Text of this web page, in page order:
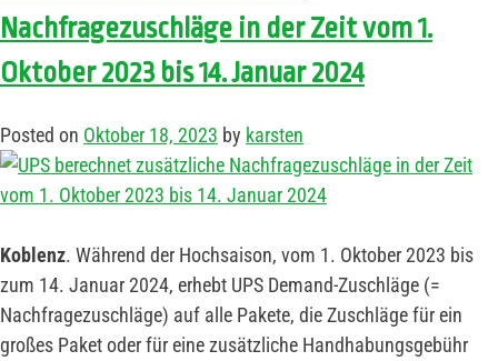
Nachfragezuschläge in der Zeit vom 1.
Oktober 2023 bis 14. Januar 2024
Posted on Oktober 18, 2023 by karsten
Koblenz. Während der Hochsaison, vom 1. Oktober 2023 bis
zum 14. Januar 2024, erhebt UPS Demand-Zuschläge (=
Nachfragezuschläge) auf alle Pakete, die Zuschläge für ein
großes Paket oder für eine zusätzliche Handhabungsgebühr